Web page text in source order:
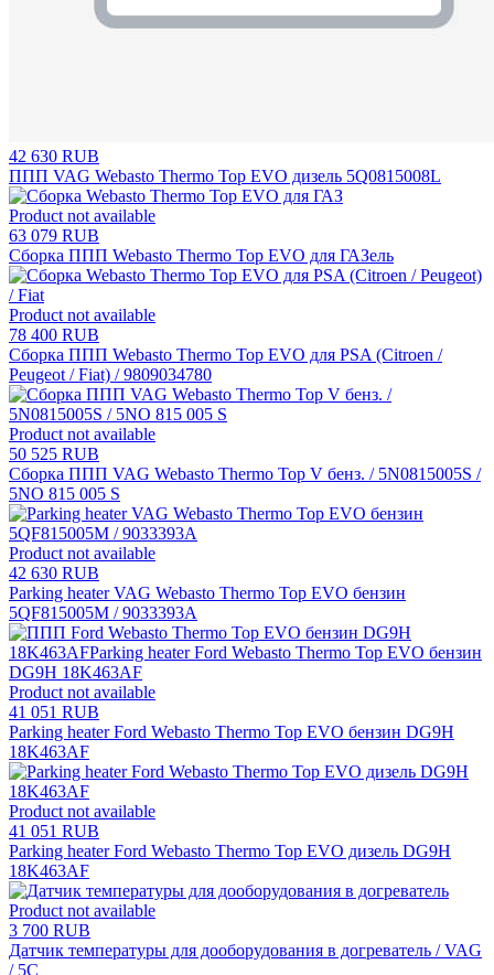
42 630 RUB
ППП VAG Webasto Thermo Top EVO дизель 5Q0815008L
Product not available
63 079 RUB
Сборка ППП Webasto Thermo Top EVO для ГАЗель
Product not available
78 400 RUB
Сборка ППП Webasto Thermo Top EVO для PSA (Citroen /
Peugeot / Fiat) / 9809034780
Product not available
50 525 RUB
Сборка ППП VAG Webasto Thermo Top V бенз. / 5N0815005S /
5NO 815 005 S
Product not available
42 630 RUB
Parking heater VAG Webasto Thermo Top EVO бензин
5QF815005M / 9033393A
Product not available
41 051 RUB
Parking heater Ford Webasto Thermo Top EVO бензин DG9H
18K463AF
Product not available
41 051 RUB
Parking heater Ford Webasto Thermo Top EVO дизель DG9H
18K463AF
Product not available
3 700 RUB
Датчик температуры для дооборудования в догреватель / VAG
/ 5C